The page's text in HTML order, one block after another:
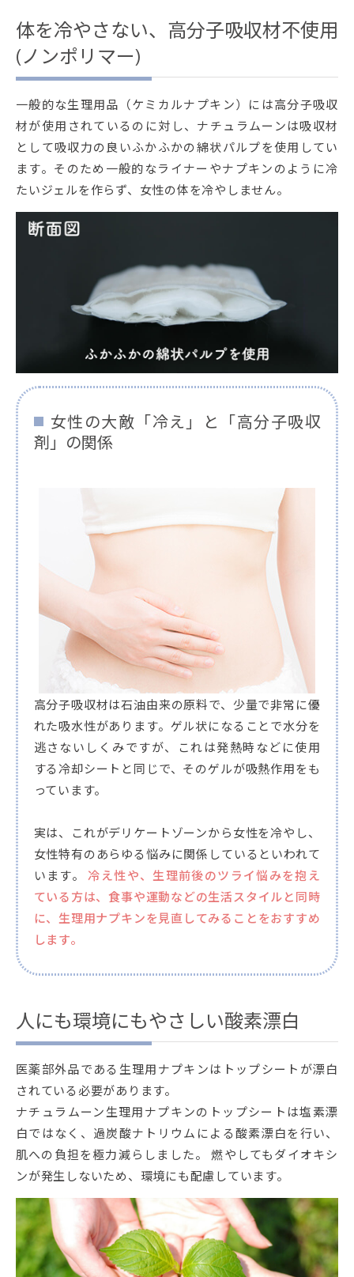
体を冷やさない、高分子吸収材不使用
(ノンポリマー)
一般的な生理用品（ケミカルナプキン）には高分子吸収
材が使用されているのに対し、ナチュラムーンは吸収材
として吸収力の良いふかふかの綿状パルプを使用してい
ます。そのため一般的なライナーやナプキンのように冷
たいジェルを作らず、女性の体を冷やしません。
女性の大敵「冷え」と「高分子吸収
剤」の関係
高分子吸収材は石油由来の原料で、少量で非常に優
れた吸水性があります。ゲル状になることで水分を
逃さないしくみですが、これは発熱時などに使用
する冷却シートと同じで、そのゲルが吸熱作用をも
っています。
実は、これがデリケートゾーンから女性を冷やし、
女性特有のあらゆる悩みに関係しているといわれて
います。 冷え性や、生理前後のツライ悩みを抱え
ている方は、食事や運動などの生活スタイルと同時
に、生理用ナプキンを見直してみることをおすすめ
します。
人にも環境にもやさしい酸素漂白
医薬部外品である生理用ナプキンはトップシートが漂白
されている必要があります。
ナチュラムーン生理用ナプキンのトップシートは塩素漂
白ではなく、過炭酸ナトリウムによる酸素漂白を行い、
肌への負担を極力減らしました。 燃やしてもダイオキシ
ンが発生しないため、環境にも配慮しています。